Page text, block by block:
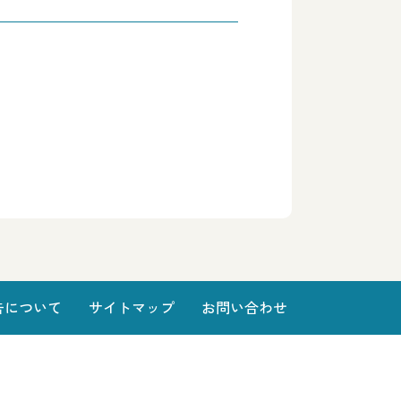
について サイトマップ お問い合わせ